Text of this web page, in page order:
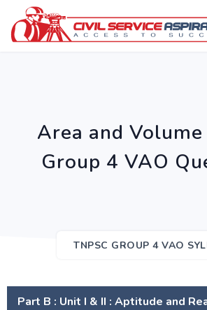
Area and Volume
Group 4 VAO
TNPSC GROUP 4 VAO
Part B : Unit I & II : Aptitude and